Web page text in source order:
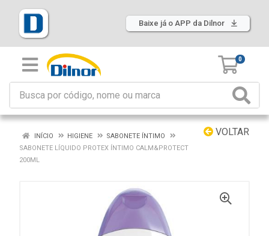
Baixe já o APP da Dilnor
0
VOLTAR
INÍCIO HIGIENE
SABONETE ÍNTIMO
SABONETE LÍQUIDO PROTEX ÍNTIMO CALM&PROTECT
200ML